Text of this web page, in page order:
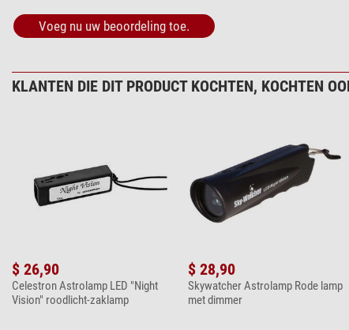
Voeg nu uw beoordeling toe.
KLANTEN DIE DIT PRODUCT KOCHTEN, KOCHTEN
$ 26,90
Celestron Astrolamp LED "Night
Vision" roodlicht-zaklamp
$ 28,90
Skywatcher Astrolamp Rode lamp
met dimmer